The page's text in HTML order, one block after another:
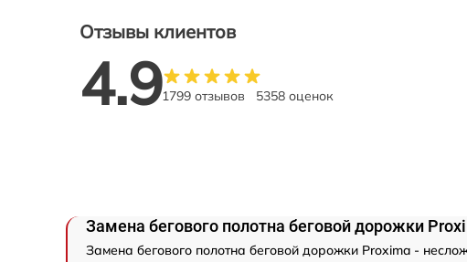
Отзывы клиентов
4.91799 отзывов 5358 оценок
Замена бегового полотна беговой дорожки
Замена бегового полотна беговой дорожки Proxima -